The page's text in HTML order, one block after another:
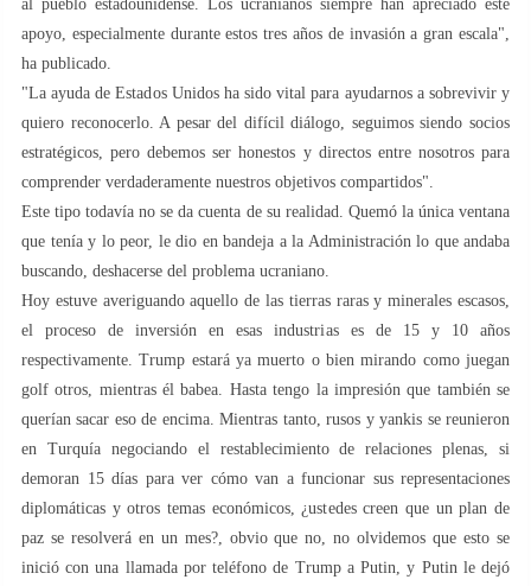
al pueblo estadounidense. Los ucranianos siempre han apreciado este
apoyo, especialmente durante estos tres años de invasión a gran escala",
ha publicado.
"La ayuda de Estados Unidos ha sido vital para ayudarnos a sobrevivir y
quiero reconocerlo. A pesar del difícil diálogo, seguimos siendo socios
estratégicos, pero debemos ser honestos y directos entre nosotros para
comprender verdaderamente nuestros objetivos compartidos".
Este tipo todavía no se da cuenta de su realidad. Quemó la única ventana
que tenía y lo peor, le dio en bandeja a la Administración lo que andaba
buscando, deshacerse del problema ucraniano.
Hoy estuve averiguando aquello de las tierras raras y minerales escasos,
el proceso de inversión en esas industrias es de 15 y 10 años
respectivamente. Trump estará ya muerto o bien mirando como juegan
golf otros, mientras él babea. Hasta tengo la impresión que también se
querían sacar eso de encima. Mientras tanto, rusos y yankis se reunieron
en Turquía negociando el restablecimiento de relaciones plenas, si
demoran 15 días para ver cómo van a funcionar sus representaciones
diplomáticas y otros temas económicos, ¿ustedes creen que un plan de
paz se resolverá en un mes?, obvio que no, no olvidemos que esto se
inició con una llamada por teléfono de Trump a Putin, y Putin le dejó